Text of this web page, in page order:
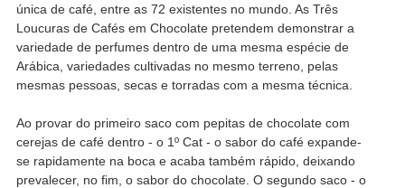
única de café, entre as 72 existentes no mundo. As Três
Loucuras de Cafés em Chocolate pretendem demonstrar a
variedade de perfumes dentro de uma mesma espécie de
Arábica, variedades cultivadas no mesmo terreno, pelas
mesmas pessoas, secas e torradas com a mesma técnica.
Ao provar do primeiro saco com pepitas de chocolate com
cerejas de café dentro - o 1º Cat - o sabor do café expande-
se rapidamente na boca e acaba também rápido, deixando
prevalecer, no fim, o sabor do chocolate. O segundo saco - o